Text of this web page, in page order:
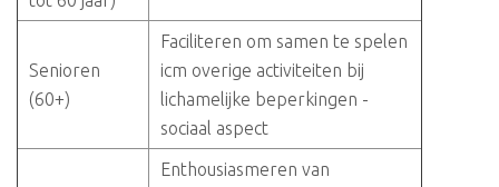
Senioren
(60+)
Faciliteren om samen te spelen
icm overige activiteiten bij
lichamelijke beperkingen -
sociaal aspect
Enthousiasmeren van